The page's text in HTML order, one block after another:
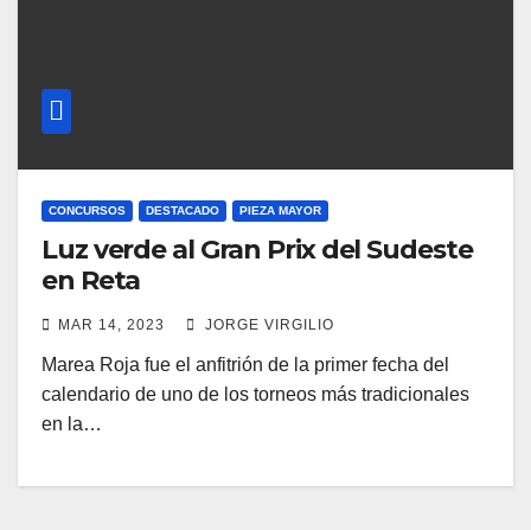
CONCURSOS DESTACADO PIEZA MAYOR
Luz verde al Gran Prix del Sudeste
en Reta
MAR 14, 2023 JORGE VIRGILIO
Marea Roja fue el anfitrión de la primer fecha del
calendario de uno de los torneos más tradicionales
en la…